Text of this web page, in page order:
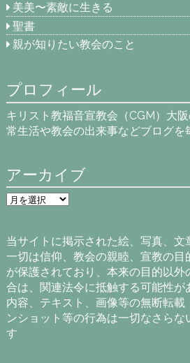
美美〜素敵に生きる
聖書
親が知りたい教会のこと
プロフィール
キリスト教福音宣教会（CGM）大
常生活や教会の出来事などブログを
アーカイブ
ア
ー
ブ
当サイトに掲示された絵、写真、文
一切は信仰、教会の親睦、宣教の目
が保護されており、本来の目的以
合は、関連法令に抵触する可能性が
内容、テキスト、画像等の無断転載
ンショット等の行為は一切なさらな
す